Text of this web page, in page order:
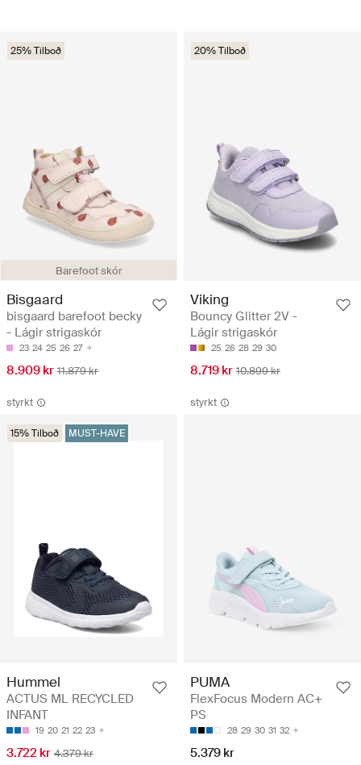
Barefoot skór
25% Tilboð
Bisgaard
bisgaard barefoot becky
- Lágir strigaskór
23 24 25 26 27
8.909 kr 11.879 kr
20% Tilboð
Viking
Bouncy Glitter 2V -
Lágir strigaskór
25 26 28 29 30
8.719 kr 10.899 kr
styrkt
15% Tilboð MUST-HAVE
Hummel
ACTUS ML RECYCLED
INFANT
19 20 21 22 23
3.722 kr 4.379 kr
styrkt
PUMA
FlexFocus Modern AC+
PS
28 29 30 31 32
5.379 kr